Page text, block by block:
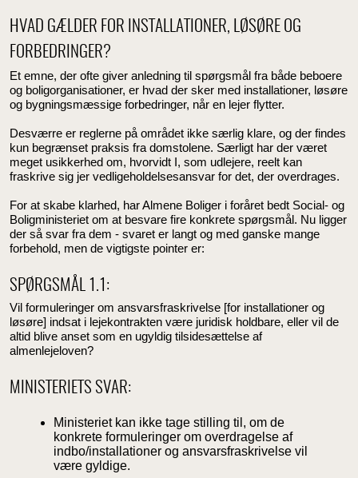
HVAD GÆLDER FOR INSTALLATIONER, LØSØRE OG
FORBEDRINGER?
Et emne, der ofte giver anledning til spørgsmål fra både beboere
og boligorganisationer, er hvad der sker med installationer, løsøre
og bygningsmæssige forbedringer, når en lejer flytter.
Desværre er reglerne på området ikke særlig klare, og der findes
kun begrænset praksis fra domstolene. Særligt har der været
meget usikkerhed om, hvorvidt I, som udlejere, reelt kan
fraskrive sig jer vedligeholdelsesansvar for det, der overdrages.
For at skabe klarhed, har Almene Boliger i foråret bedt Social- og
Boligministeriet om at besvare fire konkrete spørgsmål. Nu ligger
der så svar fra dem - svaret er langt og med ganske mange
forbehold, men de vigtigste pointer er:
SPØRGSMÅL 1.1:
Vil formuleringer om ansvarsfraskrivelse [for installationer og
løsøre] indsat i lejekontrakten være juridisk holdbare, eller vil de
altid blive anset som en ugyldig tilsidesættelse af
almenlejeloven?
MINISTERIETS SVAR:
Ministeriet kan ikke tage stilling til, om de
konkrete formuleringer om overdragelse af
indbo/installationer og ansvarsfraskrivelse vil
være gyldige.